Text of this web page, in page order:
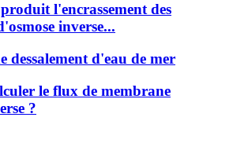
l'encrassement des
inverse...
dessalement d'eau de mer
le flux de membrane
?